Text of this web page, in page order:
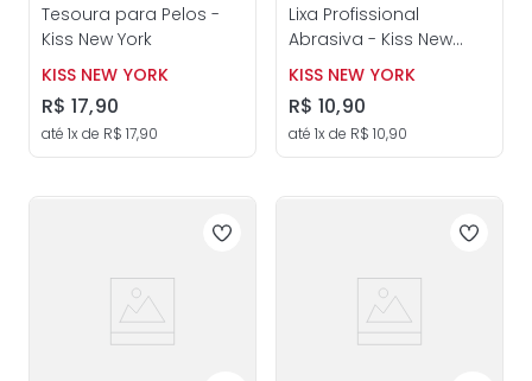
Tesoura para Pelos -
Kiss New York
KISS NEW YORK
R$ 17,90
até 1x de R$ 17,90
Lixa Profissional
Abrasiva - Kiss New
York
KISS NEW YORK
R$ 10,90
até 1x de R$ 10,90